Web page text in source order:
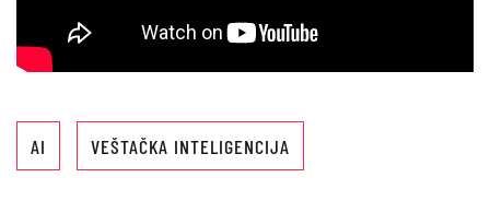
AI VEŠTAČKA INTELIGENCIJA